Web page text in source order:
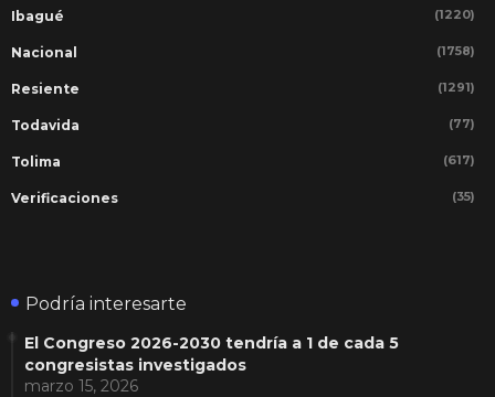
Ibagué (1220)
Nacional (1758)
Resiente (1291)
Todavida (77)
Tolima (617)
Verificaciones (35)
Podría interesarte
El Congreso 2026-2030 tendría a 1 de cada 5
congresistas investigados
marzo 15, 2026